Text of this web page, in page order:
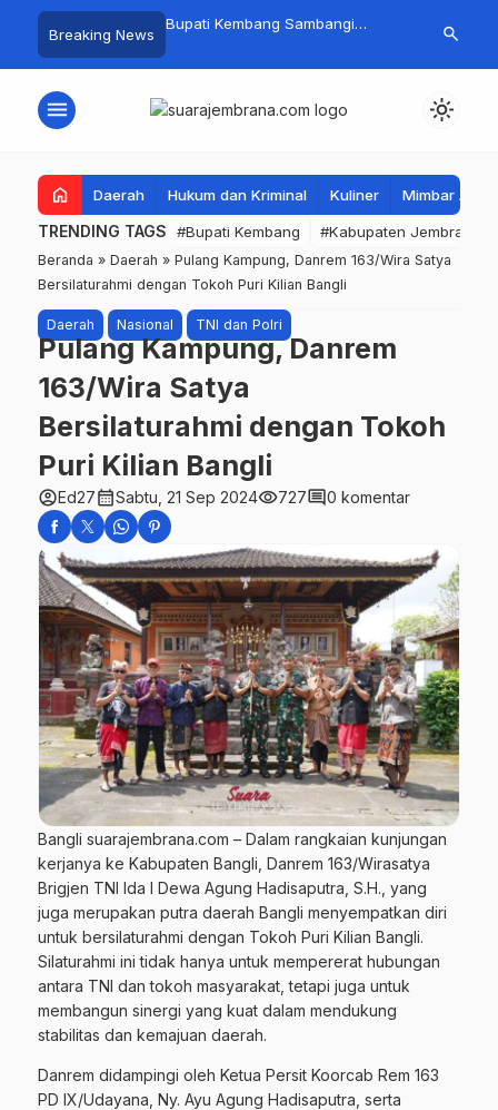
Breaking News
PKK Provinsi Bali di
Omzet Ratusan
Bupati Kembang Sambangi
Bantuan Disalurkan untuk
Tim
Perairan
search
menu light_mode
home Daerah Hukum dan Kriminal Kuliner Mimbar
TRENDING TAGS #Bupati Kembang #Kabupaten Jembrana
Beranda » Daerah » Pulang Kampung, Danrem 163/Wira Satya
Bersilaturahmi dengan Tokoh Puri Kilian Bangli
Daerah Nasional TNI dan Polri
Pulang Kampung, Danrem
163/Wira Satya
Bersilaturahmi dengan Tokoh
Puri Kilian Bangli
account_circleEd27calendar_monthSabtu, 21 Sep 2024visibility727comment0 komentar
Bangli suarajembrana.com – Dalam rangkaian kunjungan
kerjanya ke Kabupaten Bangli, Danrem 163/Wirasatya
Brigjen TNI Ida I Dewa Agung Hadisaputra, S.H., yang
juga merupakan putra daerah Bangli menyempatkan diri
untuk bersilaturahmi dengan Tokoh Puri Kilian Bangli.
Silaturahmi ini tidak hanya untuk mempererat hubungan
antara TNI dan tokoh masyarakat, tetapi juga untuk
membangun sinergi yang kuat dalam mendukung
stabilitas dan kemajuan daerah.
Danrem didampingi oleh Ketua Persit Koorcab Rem 163
PD IX/Udayana, Ny. Ayu Agung Hadisaputra, serta